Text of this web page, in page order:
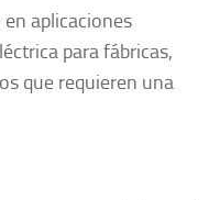
aplicaciones
para fábricas,
que requieren una